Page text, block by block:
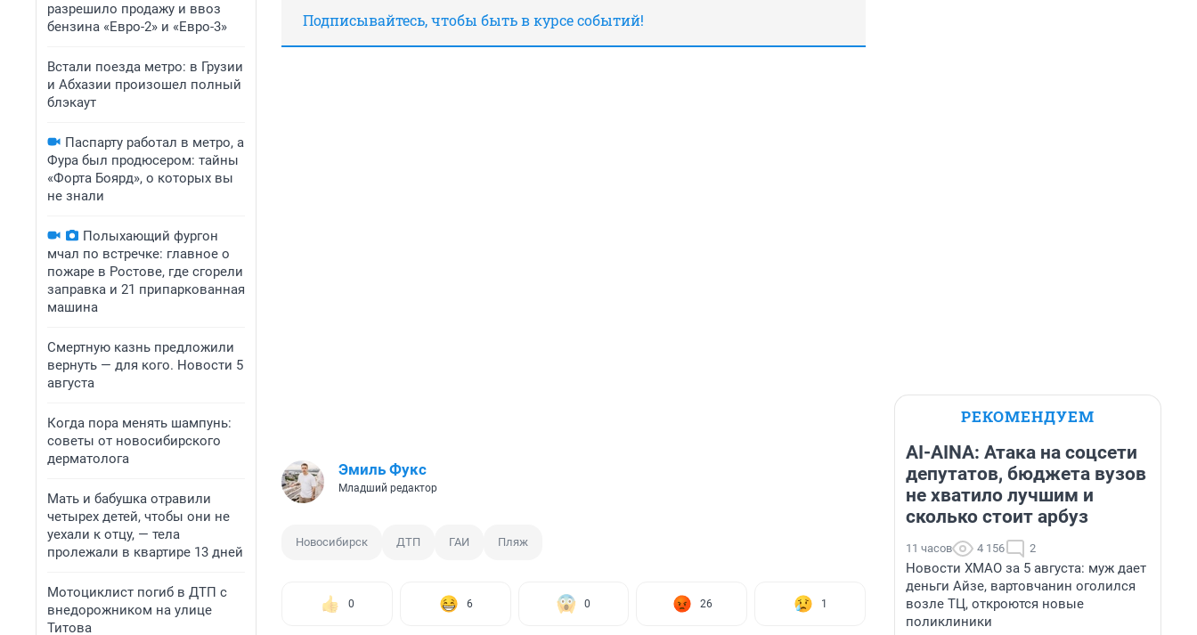
разрешило продажу и ввоз
бензина «Евро-2» и «Евро-3»
Встали поезда метро: в Грузии
и Абхазии произошел полный
блэкаут
Паспарту работал в метро, а
Фура был продюсером: тайны
«Форта Боярд», о которых вы
не знали
Полыхающий фургон
мчал по встречке: главное о
пожаре в Ростове, где сгорели
заправка и 21 припаркованная
машина
Смертную казнь предложили
вернуть — для кого. Новости 5
августа
Когда пора менять шампунь:
советы от новосибирского
дерматолога
Мать и бабушка отравили
четырех детей, чтобы они не
уехали к отцу, — тела
пролежали в квартире 13 дней
Мотоциклист погиб в ДТП с
внедорожником на улице
Титова
Подписывайтесь, чтобы быть в курсе событий!
Эмиль Фукс
Младший редактор
Новосибирск ДТП ГАИ Пляж
0 6 0 26 1
РЕКОМЕНДУЕМ
AI-AINA: Атака на соцсети
депутатов, бюджета вузов
не хватило лучшим и
сколько стоит арбуз
11 часов 4 156 2
Новости ХМАО за 5 августа: муж дает
деньги Айзе, вартовчанин оголился
возле ТЦ, откроются новые
поликлиники